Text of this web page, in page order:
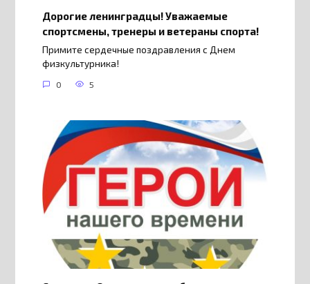
Дорогие ленинградцы! Уважаемые
спортсмены, тренеры и ветераны спорта!
Примите сердечные поздравления с Днем
физкультурника!
0 5